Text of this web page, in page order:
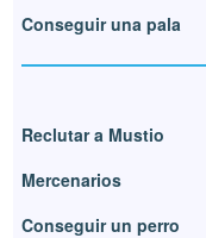
Conseguir una pala
Reclutar a Mustio
Mercenarios
Conseguir un perro